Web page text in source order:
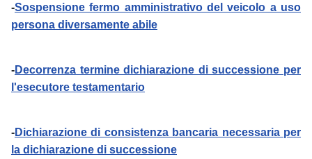
-Sospensione fermo amministrativo del veicolo a uso
persona diversamente abile
-Decorrenza termine dichiarazione di successione per
l'esecutore testamentario
-Dichiarazione di consistenza bancaria necessaria per
la dichiarazione di successione